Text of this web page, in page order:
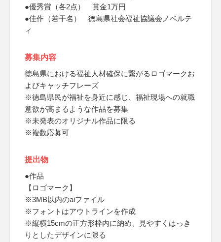
●優秀賞（各2点） 賞金1万円
●佳作（若干名） 徳島県社会福祉協議会ノベルテ
ィ
募集内容
徳島県における福祉人材確保に繋がるロゴマークお
よびキャッチフレーズ
※徳島県民が福祉を身近に感じ、福祉現場への就職
意欲が高まるような作品を募集
※未発表のオリジナル作品に限る
※複数応募可
提出物
●作品
【ロゴマーク】
※3MB以内のaiファイル
※フォントはアウトラインを作成
※縦横15cmの正方形枠内に納め、見やすくはっき
りとしたデザインに限る